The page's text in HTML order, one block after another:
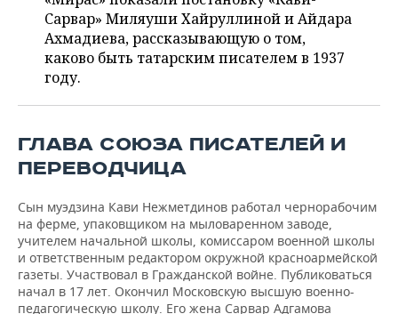
НЕФТЕХИМИЯ
НЕФТЬ
ОПК
РОЗНИЧНАЯ ТОРГОВЛЯ
ТРАНСПОРТ
НОВОСТИ ТЕХНОЛОГИЙ
ТЕЛЕКОММУНИКАЦИИ
МЕРОПРИЯТИЯ
НОВОСТИ МЕРОПРИЯТИЙ
БИЗНЕС-БРАНЧИ
ОТКРЫТАЯ ЛЕКЦИЯ
СПОРТ
ФУТБОЛ
БАСКЕТБОЛ
ВОЛЕЙБОЛ
НОВОСТИ ОБЩЕСТВА
ИНФРАСТРУКТУРА
ИСТОРИЯ
ФОТОГАЛЕРЕЯ
СПРАВОЧНИК
СПИСОК ПЕРСОН
ПОЛНАЯ ВЕРСИЯ
Сарвар» Миляуши Хайруллиной и Айдара
Ахмадиева, рассказывающую о том,
каково быть татарским писателем в 1937
году.
ГЛАВА СОЮЗА ПИСАТЕЛЕЙ И
ПЕРЕВОДЧИЦА
Сын муэдзина Кави Нежметдинов работал чернорабочим
на ферме, упаковщиком на мыловаренном заводе,
учителем начальной школы, комиссаром военной школы
и ответственным редактором окружной красноармейской
газеты. Участвовал в Гражданской войне. Публиковаться
начал в 17 лет. Окончил Московскую высшую военно-
педагогическую школу. Его жена Сарвар Адгамова